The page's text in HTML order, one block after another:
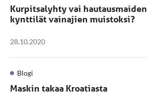
Kurpitsalyhty vai hautausmaiden
kynttilät vainajien muistoksi?
28.10.2020
Blogi
Maskin takaa Kroatiasta